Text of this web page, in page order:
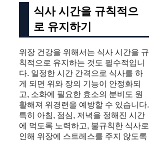
식사 시간을 규칙적으
로 유지하기
위장 건강을 위해서는 식사 시간을 규
칙적으로 유지하는 것도 필수적입니
다. 일정한 시간 간격으로 식사를 하
게 되면 위와 장의 기능이 안정화되
고, 소화에 필요한 효소의 분비도 원
활해져 위경련을 예방할 수 있습니다.
특히 아침, 점심, 저녁을 정해진 시간
에 먹도록 노력하고, 불규칙한 식사로
인해 위장에 스트레스를 주지 않도록